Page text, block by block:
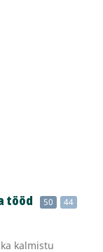
tööd 50 44
kalmistu